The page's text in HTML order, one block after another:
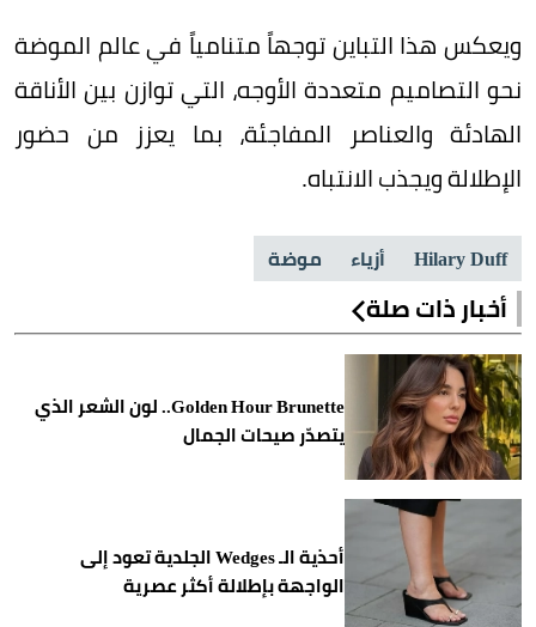
ويعكس هذا التباين توجهاً متنامياً في عالم الموضة
نحو التصاميم متعددة الأوجه، التي توازن بين الأناقة
الهادئة والعناصر المفاجئة، بما يعزز من حضور
الإطلالة ويجذب الانتباه.
Hilary Duff أزياء موضة
أخبار ذات صلة
Golden Hour Brunette.. لون الشعر الذي
يتصدّر صيحات الجمال
أحذية الـ Wedges الجلدية تعود إلى
الواجهة بإطلالة أكثر عصرية